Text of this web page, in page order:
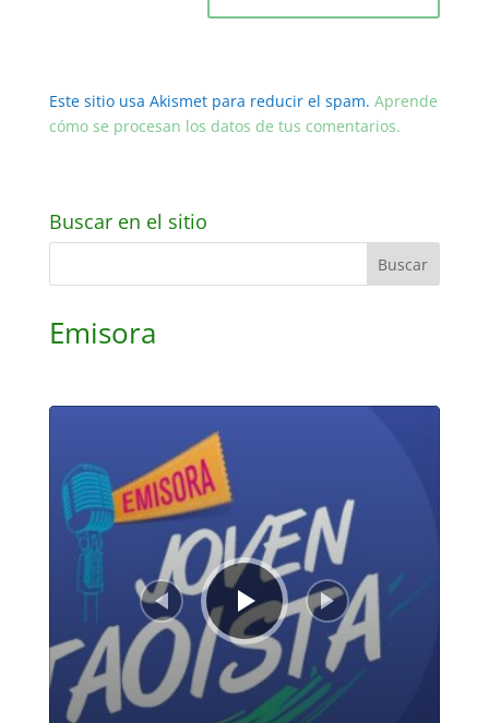
Este sitio usa Akismet para reducir el spam. Aprende
cómo se procesan los datos de tus comentarios.
Buscar en el sitio
Emisora
Reproductor